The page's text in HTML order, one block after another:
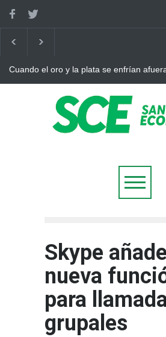
Cuando el oro y la plata se enfrían
Skype
nueva
para
grupales